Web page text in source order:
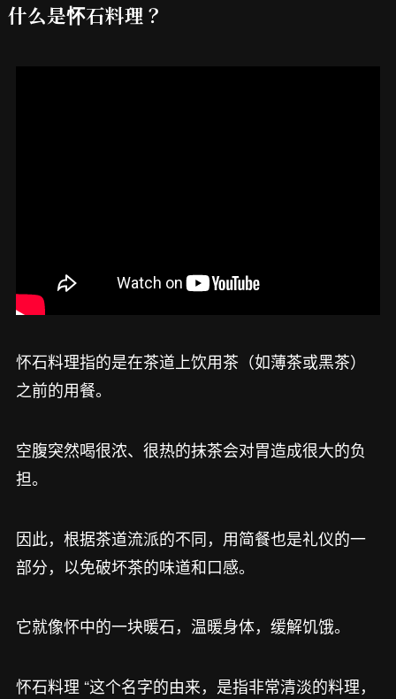
什么是怀石料理？
怀石料理指的是在茶道上饮用茶（如薄茶或黑茶）
之前的用餐。
空腹突然喝很浓、很热的抹茶会对胃造成很大的负
担。
因此，根据茶道流派的不同，用简餐也是礼仪的一
部分，以免破坏茶的味道和口感。
它就像怀中的一块暖石，温暖身体，缓解饥饿。
怀石料理 “这个名字的由来，是指非常清淡的料理，